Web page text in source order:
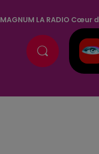
MAGNUM LA RADIO Cœur